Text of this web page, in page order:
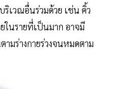
เวณอื่นร่วมด้วย เช่น คิ้ว
ในรายที่เป็นมาก อาจมี
มร่างกายร่วงจนหมดตาม